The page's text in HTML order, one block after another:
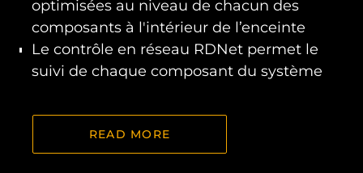
optimisées au niveau de chacun des
composants à l'intérieur de l’enceinte
Le contrôle en réseau RDNet permet le
suivi de chaque composant du système
READ MORE